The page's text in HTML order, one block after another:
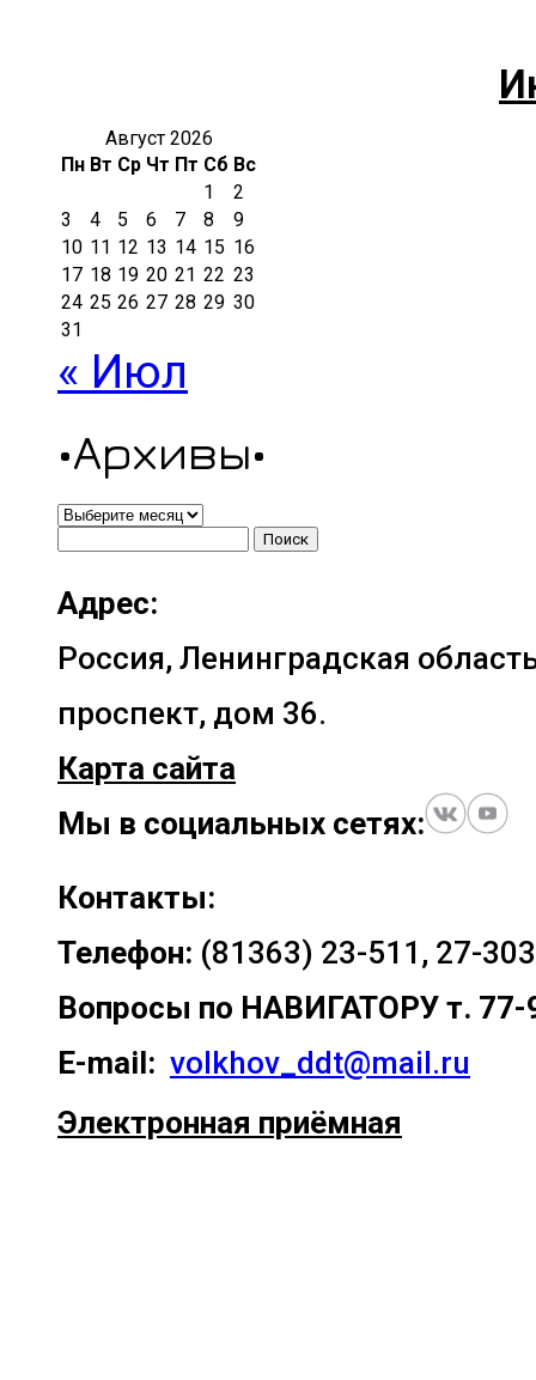
Август 2026
Пн Вт Ср Чт Пт Сб Вс
1
2
3
4 5 6 7 8
9
10 11 12 13 14 15 16
17 18 19 20 21 22 23
24 25 26 27 28 29 30
31
« Июл
•Архивы•
•Архивы•
Адрес:
Россия, Ленинградская
проспект, дом 36.
Карта сайта
Мы в социальных сетях:
Контакты:
Телефон: (81363) 23-511, 27-303
Вопросы по НАВИГАТОРУ т. 77-
E-mail: volkhov_ddt@mail.ru
Электронная приёмная